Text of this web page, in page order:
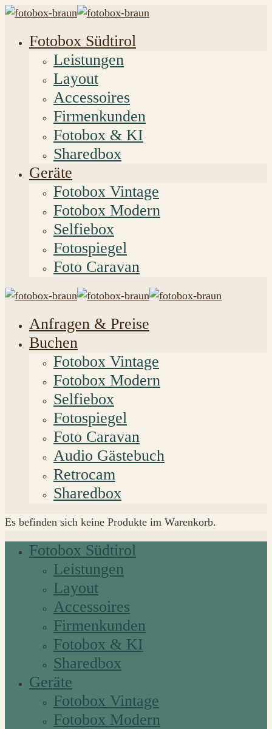
Fotobox Südtirol
Leistungen
Layout
Accessoires
Firmenkunden
Fotobox & KI
Sharedbox
Geräte
Fotobox Vintage
Fotobox Modern
Selfiebox
Fotospiegel
Foto Caravan
Anfragen & Preise
Buchen
Fotobox Vintage
Fotobox Modern
Selfiebox
Fotospiegel
Foto Caravan
Audio Gästebuch
Retrocam
Sharedbox
Es befinden sich keine Produkte im Warenkorb.
Fotobox Südtirol
Leistungen
Layout
Accessoires
Firmenkunden
Fotobox & KI
Sharedbox
Geräte
Fotobox Vintage
Fotobox Modern